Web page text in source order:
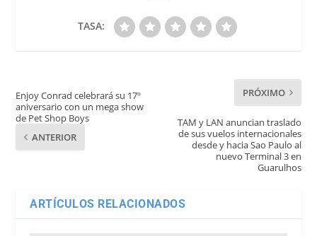
TASA:
Enjoy Conrad celebrará su 17º
aniversario con un mega show
de Pet Shop Boys
ANTERIOR
PRÓXIMO
TAM y LAN anuncian traslado
de sus vuelos internacionales
desde y hacia Sao Paulo al
nuevo Terminal 3 en
Guarulhos
ARTÍCULOS RELACIONADOS